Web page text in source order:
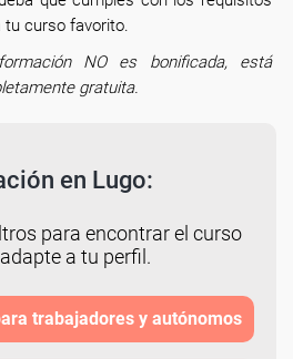
tu curso favorito.
NO es bonificada, está
gratuita.
en Lugo:
para encontrar el curso
a tu perfil.
trabajadores y autónomos